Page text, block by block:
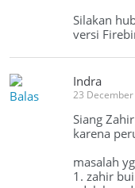
Silakan
versi
Balas
Indra
23
Siang
karena
masalah
1. zahir